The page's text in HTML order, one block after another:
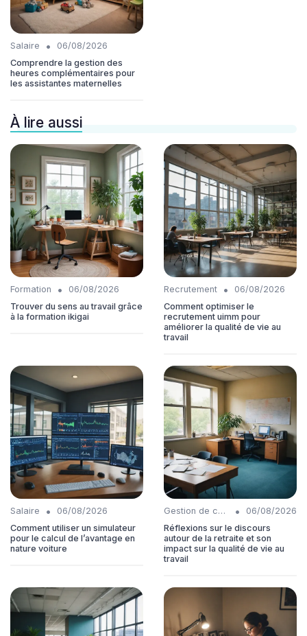
Salaire •
06/08/2026
Comprendre la gestion des
heures complémentaires pour
les assistantes maternelles
À lire aussi
Formation •
06/08/2026
Trouver du sens au travail grâce
à la formation ikigai
Recrutement •
06/08/2026
Comment optimiser le
recrutement uimm pour
améliorer la qualité de vie au
travail
Salaire •
06/08/2026
Comment utiliser un simulateur
pour le calcul de l’avantage en
nature voiture
Gestion de carrière •
06/08/2026
Réflexions sur le discours
autour de la retraite et son
impact sur la qualité de vie au
travail